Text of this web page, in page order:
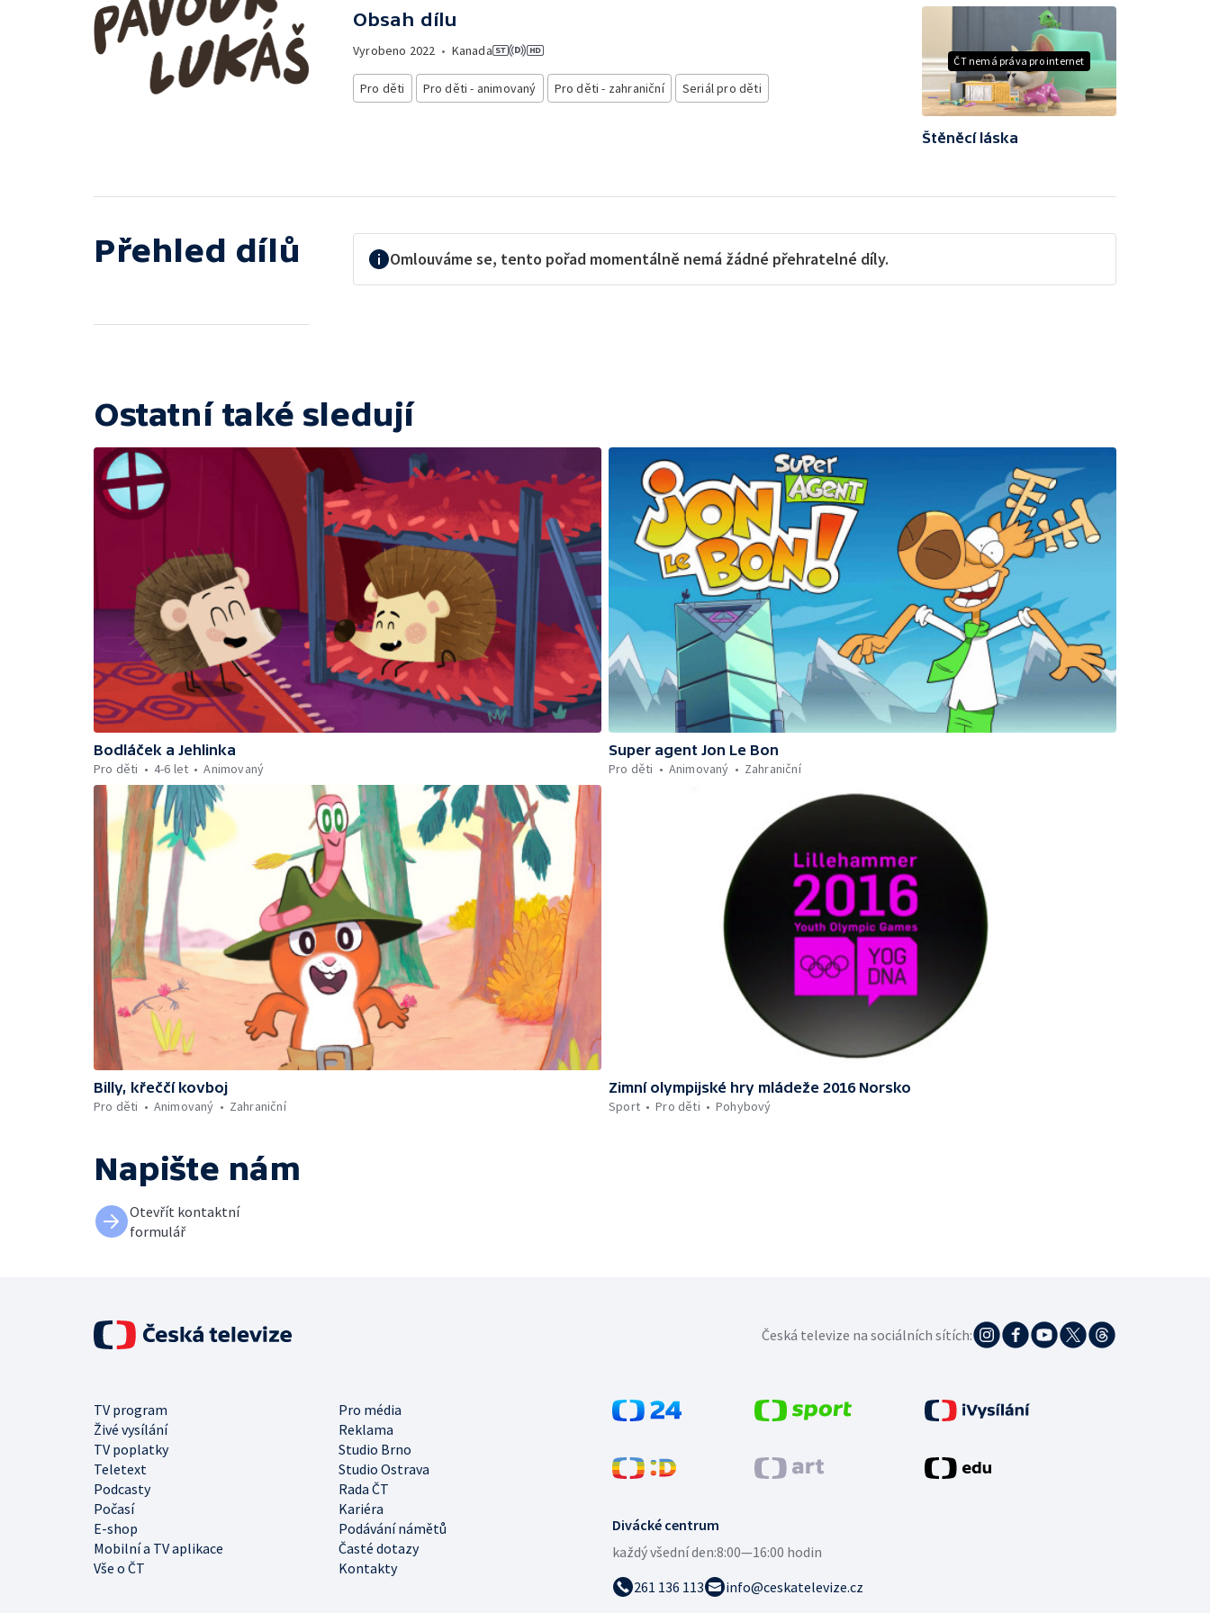
Obsah dílu
Vyrobeno 2022 • Kanada
Pro děti Pro děti - animovaný Pro děti - zahraniční Seriál pro děti
ČT nemá práva pro internet
Štěněcí láska
Přehled dílů Omlouváme se, tento pořad momentálně nemá žádné přehratelné díly.
Ostatní také sledují
Bodláček a Jehlinka
Pro děti
4-6 let Animovaný
Super agent Jon Le Bon
Pro děti
Animovaný Zahraniční
Billy, křeččí kovboj
Pro děti
Animovaný Zahraniční
Zimní olympijské hry mládeže 2016 Norsko
Sport
Pro děti Pohybový
Napište nám
Otevřít kontaktní
formulář
Divácké centrum
každý všední den:8:00—16:00 hodin
261 136 113
info@ceskatelevize.cz
TV program
Pro média
Živé vysílání
Reklama
TV poplatky
Studio Brno
Teletext
Studio Ostrava
Podcasty
Rada ČT
Počasí
Kariéra
E-shop
Podávání námětů
Mobilní a TV aplikace
Časté dotazy
Vše o ČT
Kontakty
Česká televize na sociálních sítích: